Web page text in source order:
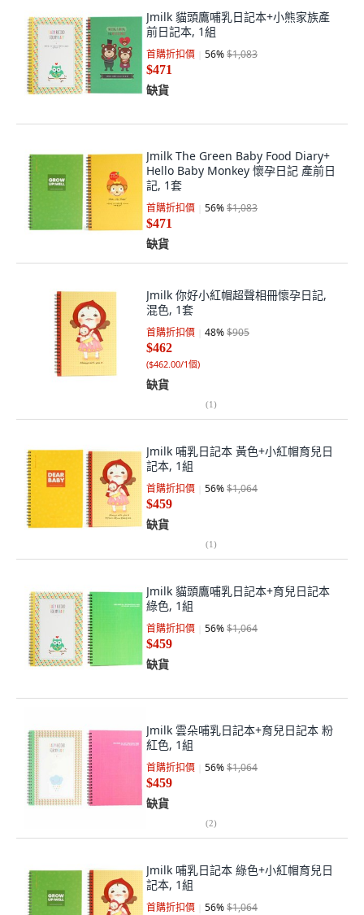
Jmilk 貓頭鷹哺乳日記本+小熊家族產
前日記本, 1組
首購折扣價 56%$1,083
$471
缺貨
Jmilk The Green Baby Food Diary+
Hello Baby Monkey 懷孕日記 產前日
記, 1套
首購折扣價 56%$1,083
$471
缺貨
Jmilk 你好小紅帽超聲相冊懷孕日記,
混色, 1套
首購折扣價 48%$905
$462
($462.00/1個)
缺貨
(1)
Jmilk 哺乳日記本 黃色+小紅帽育兒日
記本, 1組
首購折扣價 56%$1,064
$459
缺貨
(1)
Jmilk 貓頭鷹哺乳日記本+育兒日記本
綠色, 1組
首購折扣價 56%$1,064
$459
缺貨
Jmilk 雲朵哺乳日記本+育兒日記本 粉
紅色, 1組
首購折扣價 56%$1,064
$459
缺貨
(2)
Jmilk 哺乳日記本 綠色+小紅帽育兒日
記本, 1組
首購折扣價 56%$1,064